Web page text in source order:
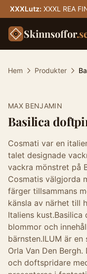
XXXLutz: XXXL REA
Skinnsoffor
Hem Produkter
MAX BENJAMIN
Basilica
Cosmati var en
talet designade
vackra mönstret på
Cosmatis välgjorda
färger tillsammans
känsla av närhet till
Italiens
blommor och
bärnsten.ILUM är
Orla Van Den
och doftspridare